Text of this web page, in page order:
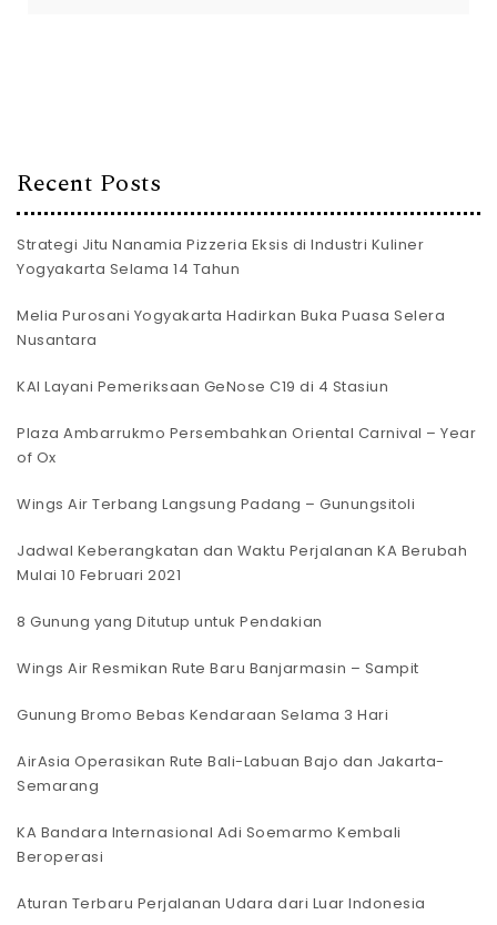
Recent Posts
Strategi Jitu Nanamia Pizzeria Eksis di Industri Kuliner
Yogyakarta Selama 14 Tahun
Melia Purosani Yogyakarta Hadirkan Buka Puasa Selera
Nusantara
KAI Layani Pemeriksaan GeNose C19 di 4 Stasiun
Plaza Ambarrukmo Persembahkan Oriental Carnival – Year
of Ox
Wings Air Terbang Langsung Padang – Gunungsitoli
Jadwal Keberangkatan dan Waktu Perjalanan KA Berubah
Mulai 10 Februari 2021
8 Gunung yang Ditutup untuk Pendakian
Wings Air Resmikan Rute Baru Banjarmasin – Sampit
Gunung Bromo Bebas Kendaraan Selama 3 Hari
AirAsia Operasikan Rute Bali-Labuan Bajo dan Jakarta-
Semarang
KA Bandara Internasional Adi Soemarmo Kembali
Beroperasi
Aturan Terbaru Perjalanan Udara dari Luar Indonesia